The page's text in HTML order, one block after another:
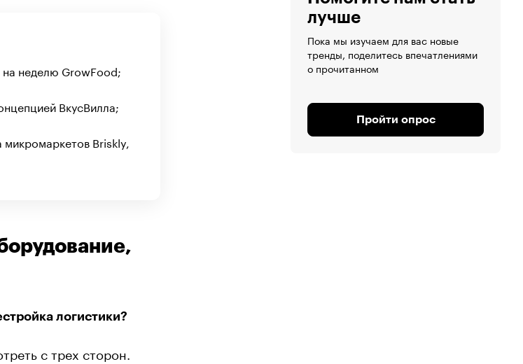
неделю GrowFood;
ВкусВилла;
Briskly,
логистики?
с трех сторон.
лучше
Пока мы изучаем для вас новые
тренды, поделитесь впечатлениями
о прочитанном
Пройти опрос